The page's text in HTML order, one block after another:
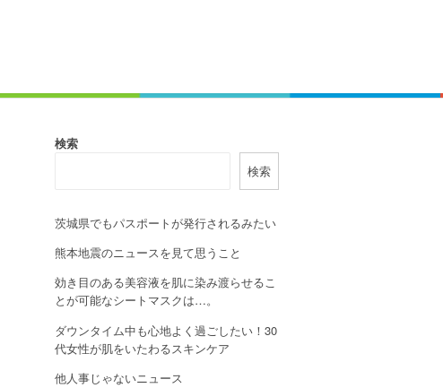
検索
検索
茨城県でもパスポートが発行されるみたい
熊本地震のニュースを見て思うこと
効き目のある美容液を肌に染み渡らせるこ
とが可能なシートマスクは…。
ダウンタイム中も心地よく過ごしたい！30
代女性が肌をいたわるスキンケア
他人事じゃないニュース